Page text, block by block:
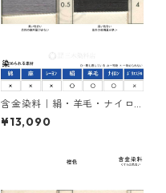
含金染料｜絹・羊毛・ナイロ
ンを染める｜500g｜カヤカラ
ンブラック２RL（赤みの黒
¥13,090